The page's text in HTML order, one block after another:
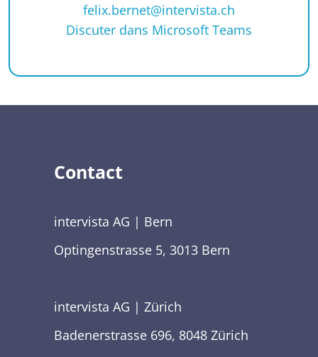
felix.bernet@intervista.ch
Discuter dans Microsoft Teams
Contact
intervista AG | Bern
Optingenstrasse 5, 3013 Bern
intervista AG | Zürich
Badenerstrasse 696, 8048 Zürich